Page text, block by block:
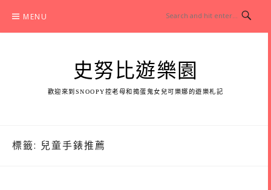
content
MENU
史努比遊樂園
歡迎來到SNOOPY控老母和搗蛋鬼女兒可樂娜的遊樂札記
標籤: 兒童手錶推薦